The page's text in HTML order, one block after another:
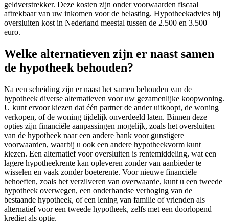
geldverstrekker. Deze kosten zijn onder voorwaarden fiscaal
aftrekbaar van uw inkomen voor de belasting. Hypotheekadvies bij
oversluiten kost in Nederland meestal tussen de 2.500 en 3.500
euro.
Welke alternatieven zijn er naast samen
de hypotheek behouden?
Na een scheiding zijn er naast het samen behouden van de
hypotheek diverse alternatieven voor uw gezamenlijke koopwoning.
U kunt ervoor kiezen dat één partner de ander uitkoopt, de woning
verkopen, of de woning tijdelijk onverdeeld laten. Binnen deze
opties zijn financiële aanpassingen mogelijk, zoals het oversluiten
van de hypotheek naar een andere bank voor gunstigere
voorwaarden, waarbij u ook een andere hypotheekvorm kunt
kiezen. Een alternatief voor oversluiten is rentemiddeling, wat een
lagere hypotheekrente kan opleveren zonder van aanbieder te
wisselen en vaak zonder boeterente. Voor nieuwe financiële
behoeften, zoals het verzilveren van overwaarde, kunt u een tweede
hypotheek overwegen, een onderhandse verhoging van de
bestaande hypotheek, of een lening van familie of vrienden als
alternatief voor een tweede hypotheek, zelfs met een doorlopend
krediet als optie.